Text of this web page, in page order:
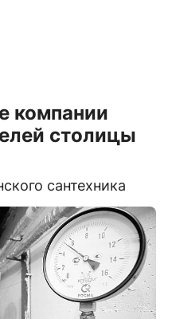
компании
столицы
сантехника